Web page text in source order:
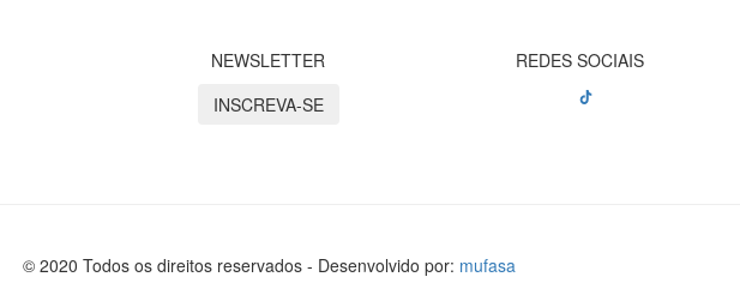
NEWSLETTER
INSCREVA-SE
REDES SOCIAIS
© 2020 Todos os direitos reservados - Desenvolvido por: mufasa